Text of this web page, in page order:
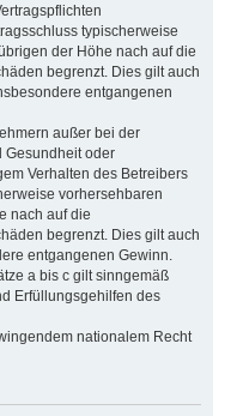
typischerweise
der Höhe nach auf die
begrenzt. Dies gilt auch
entgangenen
außer bei der
Gesundheit oder
Verhalten des Betreibers
vorhersehbaren
nach auf die
begrenzt. Dies gilt auch
entgangenen Gewinn.
a bis c gilt sinngemäß
Erfüllungsgehilfen des
nationalem Recht